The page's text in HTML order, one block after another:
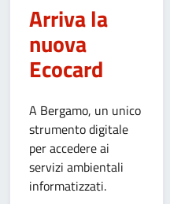
Arriva la
nuova
Ecocard
A Bergamo, un unico
strumento digitale
per accedere ai
servizi ambientali
informatizzati.